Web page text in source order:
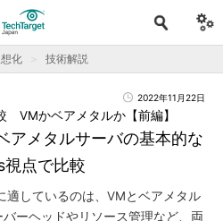
化 技術解説
2022年11月22日
アメタルサーバの基本的な
点で比較
VMかベアメタルか【前編】
適しているのは、VMとベアメタル
ーヘッドやリソース管理など、両